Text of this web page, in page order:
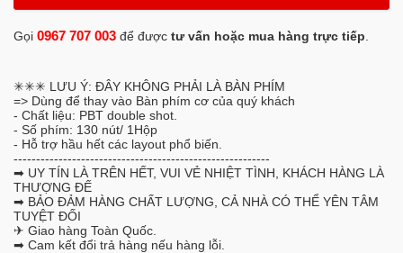
Gọi 0967 707 003 để được tư vấn hoặc mua hàng trực tiếp
✳✳✳ LƯU Ý: ĐÂY KHÔNG PHẢI LÀ BÀN PHÍM
=> Dùng để thay vào Bàn phím cơ của quý khách
- Chất liệu: PBT double shot.
- Số phím: 130 nút/ 1Hộp
- Hỗ trợ hầu hết các layout phổ biến.
---------------------------------------------------------
➡ UY TÍN LÀ TRÊN HẾT, VUI VẺ NHIỆT TÌNH, KHÁCH HÀNG LÀ
THƯỢNG ĐẾ
➡ BẢO ĐẢM HÀNG CHẤT LƯỢNG, CẢ NHÀ CÓ THỂ YÊN TÂM
TUYỆT ĐỐI
✈ Giao hàng Toàn Quốc.
➡ Cam kết đổi trả hàng nếu hàng lỗi.